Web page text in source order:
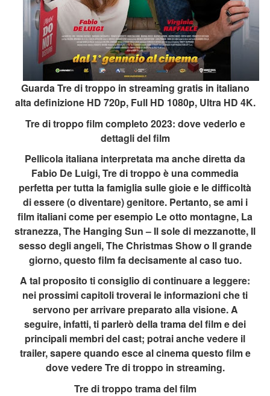
Guarda Tre di troppo in streaming gratis in italiano
alta definizione HD 720p, Full HD 1080p, Ultra HD 4K.
Tre di troppo film completo 2023: dove vederlo e
dettagli del film
Pellicola italiana interpretata ma anche diretta da
Fabio De Luigi, Tre di troppo è una commedia
perfetta per tutta la famiglia sulle gioie e le difficoltà
di essere (o diventare) genitore. Pertanto, se ami i
film italiani come per esempio Le otto montagne, La
stranezza, The Hanging Sun – Il sole di mezzanotte, Il
sesso degli angeli, The Christmas Show o Il grande
giorno, questo film fa decisamente al caso tuo.
A tal proposito ti consiglio di continuare a leggere:
nei prossimi capitoli troverai le informazioni che ti
servono per arrivare preparato alla visione. A
seguire, infatti, ti parlerò della trama del film e dei
principali membri del cast; potrai anche vedere il
trailer, sapere quando esce al cinema questo film e
dove vedere Tre di troppo in streaming.
Tre di troppo trama del film